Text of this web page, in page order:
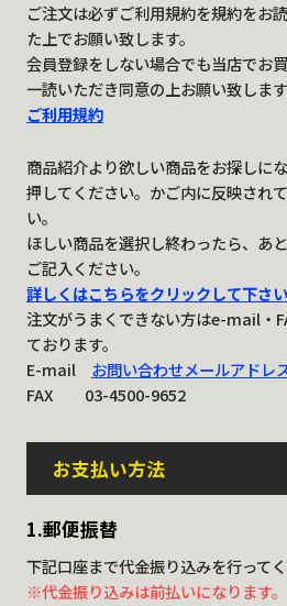
ご注文は必ずご利用規約を規約をお
た上でお願い致します。
会員登録をしない場合でも当店でお
一読いただき同意の上お願い致します
ご利用規約
商品紹介より欲しい商品をお探しに
押してください。かご内に反映され
い。
ほしい商品を選択し終わったら、あ
ご記入ください。
詳しくはこちらをクリックして下さい
注文がうまくできない方はe-mail・
ております。
E-mail お問い合わせメールアドレ
FAX 03-4500-9652
お支払い方法
1.郵便振替
下記口座まで代金振り込みを行って
※代金振り込みは前払いになります。